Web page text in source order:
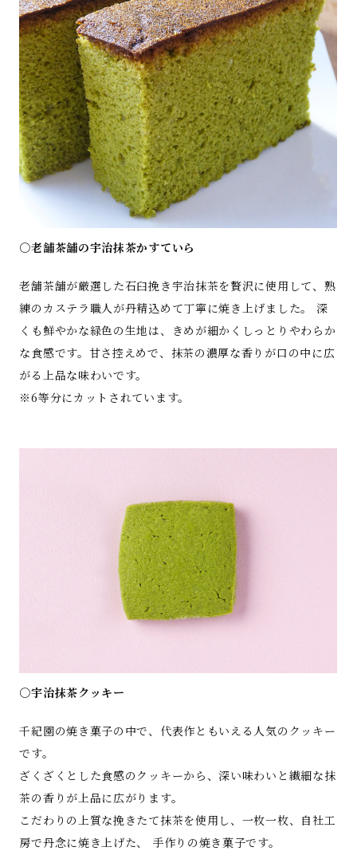
○老舗茶舗の宇治抹茶かすていら
老舗茶舗が厳選した石臼挽き宇治抹茶を贅沢に使用して、熟
練のカステラ職人が丹精込めて丁寧に焼き上げました。 深
くも鮮やかな緑色の生地は、きめが細かくしっとりやわらか
な食感です。甘さ控えめで、抹茶の濃厚な香りが口の中に広
がる上品な味わいです。
※6等分にカットされています。
○宇治抹茶クッキー
千紀園の焼き菓子の中で、代表作ともいえる人気のクッキー
です。
ざくざくとした食感のクッキーから、深い味わいと繊細な抹
茶の香りが上品に広がります。
こだわりの上質な挽きたて抹茶を使用し、一枚一枚、自社工
房で丹念に焼き上げた、 手作りの焼き菓子です。